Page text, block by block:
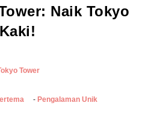
Naik Tokyo
Tower
Pengalaman Unik